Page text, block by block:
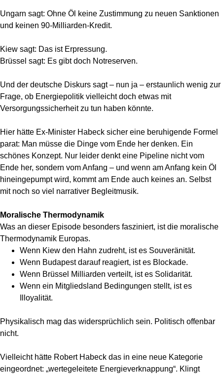
Ungarn sagt: Ohne Öl keine Zustimmung zu neuen Sanktionen
und keinen 90-Milliarden-Kredit.
Kiew sagt: Das ist Erpressung.
Brüssel sagt: Es gibt doch Notreserven.
Und der deutsche Diskurs sagt – nun ja – erstaunlich wenig zur
Frage, ob Energiepolitik vielleicht doch etwas mit
Versorgungssicherheit zu tun haben könnte.
Hier hätte Ex-Minister Habeck sicher eine beruhigende Formel
parat: Man müsse die Dinge vom Ende her denken. Ein
schönes Konzept. Nur leider denkt eine Pipeline nicht vom
Ende her, sondern vom Anfang – und wenn am Anfang kein Öl
hineingepumpt wird, kommt am Ende auch keines an. Selbst
mit noch so viel narrativer Begleitmusik.
Moralische Thermodynamik
Was an dieser Episode besonders fasziniert, ist die moralische
Thermodynamik Europas.
Wenn Kiew den Hahn zudreht, ist es Souveränität.
Wenn Budapest darauf reagiert, ist es Blockade.
Wenn Brüssel Milliarden verteilt, ist es Solidarität.
Wenn ein Mitgliedsland Bedingungen stellt, ist es
Illoyalität.
Physikalisch mag das widersprüchlich sein. Politisch offenbar
nicht.
Vielleicht hätte Robert Habeck das in eine neue Kategorie
eingeordnet: „wertegeleitete Energieverknappung“. Klingt